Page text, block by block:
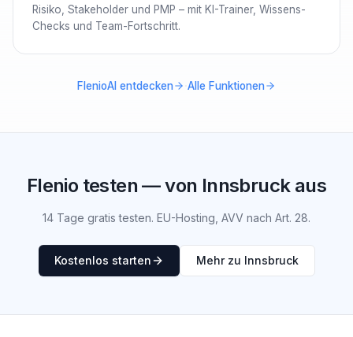
Risiko, Stakeholder und PMP – mit KI-Trainer, Wissens-
Checks und Team-Fortschritt.
FlenioAI entdecken Alle Funktionen
Flenio testen — von Innsbruck aus
14 Tage gratis testen. EU-Hosting, AVV nach Art. 28.
Kostenlos starten Mehr zu Innsbruck